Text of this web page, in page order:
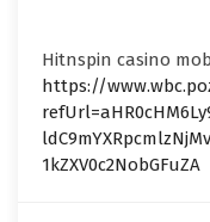
Hitnspin casino
https://
1kZXV0c2NobGFuZA